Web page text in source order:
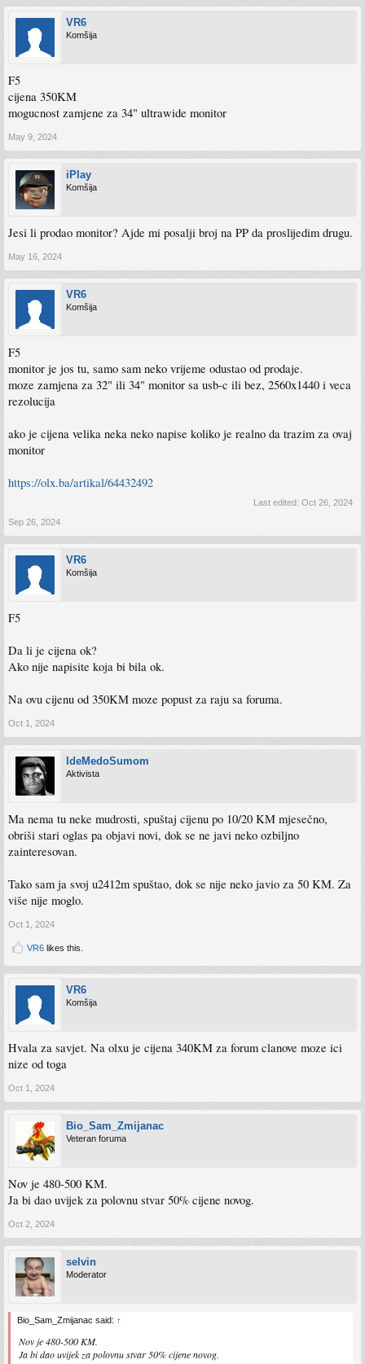
VR6
Komšija
F5
cijena 350KM
mogucnost zamjene za 34" ultrawide monitor
May 9, 2024
iPlay
Komšija
Jesi li prodao monitor? Ajde mi posalji broj na PP da proslijedim drugu.
May 16, 2024
VR6
Komšija
F5
monitor je jos tu, samo sam neko vrijeme odustao od prodaje.
moze zamjena za 32" ili 34" monitor sa usb-c ili bez, 2560x1440 i veca
rezolucija
ako je cijena velika neka neko napise koliko je realno da trazim za ovaj
monitor
https://olx.ba/artikal/64432492
Last edited: Oct 26, 2024
Sep 26, 2024
VR6
Komšija
F5
Da li je cijena ok?
Ako nije napisite koja bi bila ok.
Na ovu cijenu od 350KM moze popust za raju sa foruma.
Oct 1, 2024
IdeMedoSumom
Aktivista
Ma nema tu neke mudrosti, spuštaj cijenu po 10/20 KM mjesečno,
obriši stari oglas pa objavi novi, dok se ne javi neko ozbiljno
zainteresovan.
Tako sam ja svoj u2412m spuštao, dok se nije neko javio za 50 KM. Za
više nije moglo.
Oct 1, 2024
VR6 likes this.
VR6
Komšija
Hvala za savjet. Na olxu je cijena 340KM za forum clanove moze ici
nize od toga
Oct 1, 2024
Bio_Sam_Zmijanac
Veteran foruma
Nov je 480-500 KM.
Ja bi dao uvijek za polovnu stvar 50% cijene novog.
Oct 2, 2024
selvin
Moderator
Bio_Sam_Zmijanac said: ↑
Nov je 480-500 KM.
Ja bi dao uvijek za polovnu stvar 50% cijene novog.